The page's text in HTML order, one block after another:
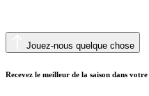
Jouez-nous quelque chose
Recevez le meilleur de la saison dans